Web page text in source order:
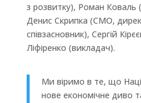
з розвитку), Роман Коваль
Денис Скрипка (CMO,
співзасновник), Сергій
Ліфіренко (викладач).
Ми віримо в те, що
нове економічне диво